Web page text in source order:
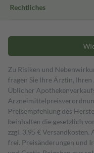
Rechtliches
Zu Risiken und
fragen Sie Ihre Ärztin,
Üblicher
Preisempfehlung des
beinhalten die gesetzlich
zzgl. 3,95 €
frei. Preisänderungen und